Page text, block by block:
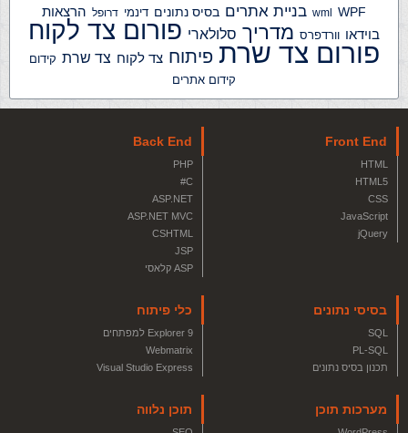
wml WPF בניית אתרים בסיס נתונים דינמי דרופל הרצאות
בוידאו וורדפרס מדריך סלולארי פורום צד לקוח
פורום צד שרת פיתוח צד לקוח צד שרת קידום
קידום אתרים
Front End
HTML
HTML5
CSS
JavaScript
jQuery
Back End
PHP
C#
ASP.NET
ASP.NET MVC
CSHTML
JSP
ASP קלאסי
בסיסי נתונים
SQL
PL-SQL
תכנון בסיס נתונים
כלי פיתוח
Explorer 9 למפתחים
Webmatrix
Visual Studio Express
מערכות תוכן תוכן נלווה